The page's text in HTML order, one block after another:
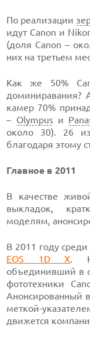
По реализации
идут Canon и
(доля Canon –
них на третьем
Как же 50%
доминиравания?
камер 70%
– Olympusи
около 30). 26
благодаря этому
Главное в 2011
В качестве
выкладок,
моделям,
В 2011 году среди
EOS 1D X.
объединивший в
фототехники
Анонсированный
меткой-
движется